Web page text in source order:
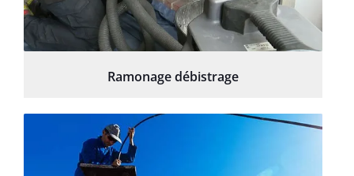
Ramonage débistrage